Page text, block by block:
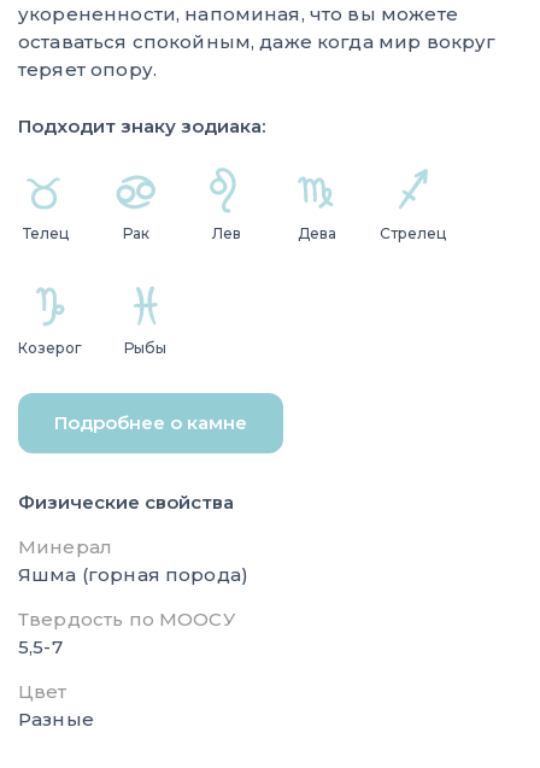
укорененности, напоминая, что вы можете
оставаться спокойным, даже когда мир вокруг
теряет опору.
Подходит знаку зодиака:
Телец Рак Лев Дева Стрелец
Козерог Рыбы
Подробнее о камне
Физические свойства
Минерал
Яшма (горная порода)
Твердость по МООСУ
5,5-7
Цвет
Разные